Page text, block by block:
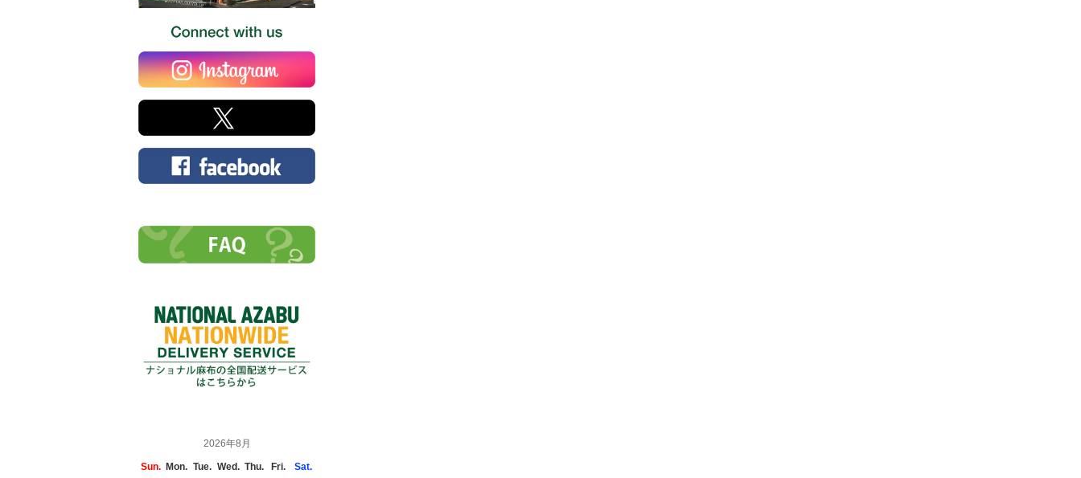
2026年8月
Sun. Mon. Tue. Wed. Thu. Fri.
Sat.